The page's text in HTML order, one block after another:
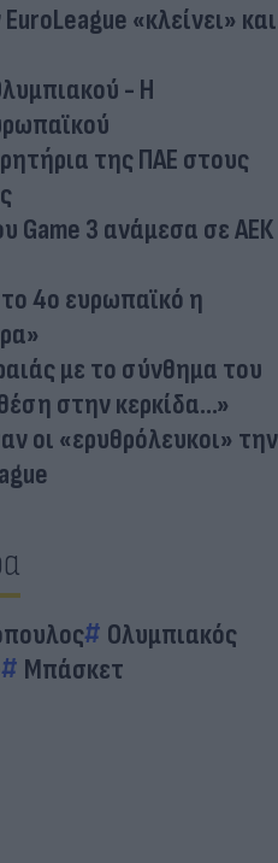
«κλείνει» και
- Η
της ΠΑΕ στους
Game 3 ανάμεσα σε ΑΕΚ
4ο ευρωπαϊκό η
με το σύνθημα του
στην κερκίδα...»
οι «ερυθρόλευκοι» την
Ολυμπιακός
Μπάσκετ